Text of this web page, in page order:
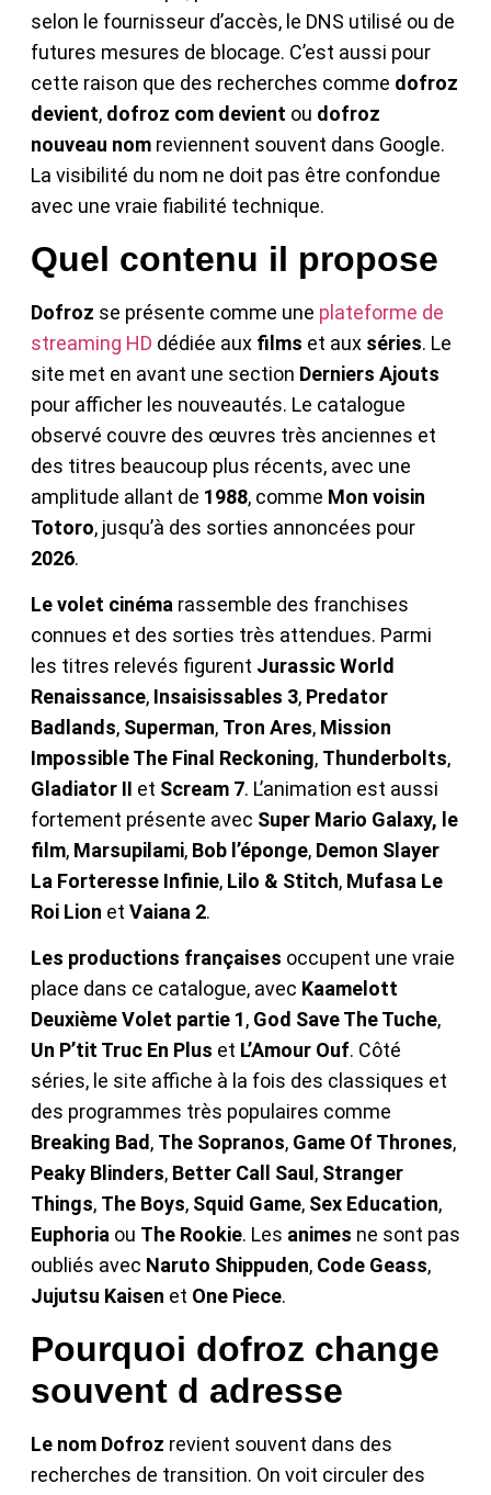
selon le fournisseur d’accès, le DNS utilisé ou de
futures mesures de blocage. C’est aussi pour
cette raison que des recherches comme dofroz
devient, dofroz com devient ou dofroz
nouveau nom reviennent souvent dans Google.
La visibilité du nom ne doit pas être confondue
avec une vraie fiabilité technique.
Quel contenu il propose
Dofroz se présente comme une plateforme de
streaming HD dédiée aux films et aux séries. Le
site met en avant une section Derniers Ajouts
pour afficher les nouveautés. Le catalogue
observé couvre des œuvres très anciennes et
des titres beaucoup plus récents, avec une
amplitude allant de 1988, comme Mon voisin
Totoro, jusqu’à des sorties annoncées pour
2026.
Le volet cinéma rassemble des franchises
connues et des sorties très attendues. Parmi
les titres relevés figurent Jurassic World
Renaissance, Insaisissables 3, Predator
Badlands, Superman, Tron Ares, Mission
Impossible The Final Reckoning, Thunderbolts,
Gladiator II et Scream 7. L’animation est aussi
fortement présente avec Super Mario Galaxy, le
film, Marsupilami, Bob l’éponge, Demon Slayer
La Forteresse Infinie, Lilo & Stitch, Mufasa Le
Roi Lion et Vaiana 2.
Les productions françaises occupent une vraie
place dans ce catalogue, avec Kaamelott
Deuxième Volet partie 1, God Save The Tuche,
Un P’tit Truc En Plus et L’Amour Ouf. Côté
séries, le site affiche à la fois des classiques et
des programmes très populaires comme
Breaking Bad, The Sopranos, Game Of Thrones,
Peaky Blinders, Better Call Saul , Stranger
Things, The Boys, Squid Game, Sex Education,
Euphoria ou The Rookie. Les animes ne sont pas
oubliés avec Naruto Shippuden, Code Geass,
Jujutsu Kaisen et One Piece.
Pourquoi dofroz change
souvent d adresse
Le nom Dofroz revient souvent dans des
recherches de transition. On voit circuler des